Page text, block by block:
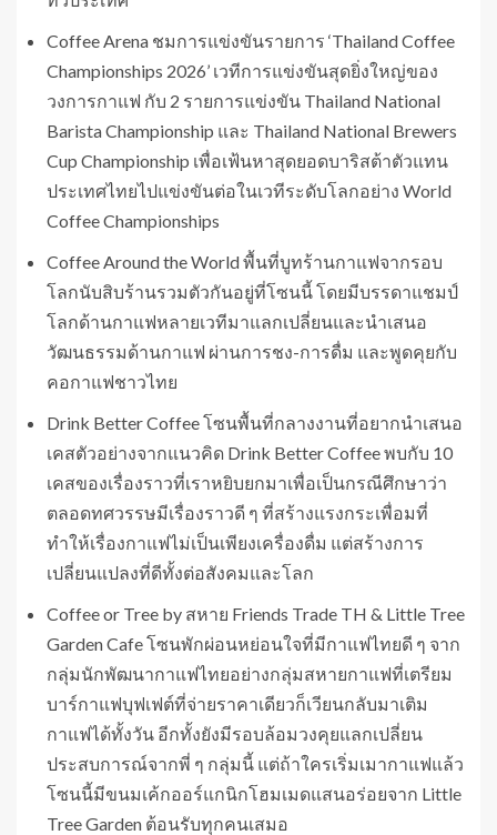
Coffee Arena ชมการแข่งขันรายการ ‘Thailand Coffee
Championships 2026’ เวทีการแข่งขันสุดยิ่งใหญ่ของ
วงการกาแฟ กับ 2 รายการแข่งขัน Thailand National
Barista Championship และ Thailand National Brewers
Cup Championship เพื่อเฟ้นหาสุดยอดบาริสต้าตัวแทน
ประเทศไทยไปแข่งขันต่อในเวทีระดับโลกอย่าง World
Coffee Championships
Coffee Around the World พื้นที่บูทร้านกาแฟจากรอบ
โลกนับสิบร้านรวมตัวกันอยู่ที่โซนนี้ โดยมีบรรดาแชมป์
โลกด้านกาแฟหลายเวทีมาแลกเปลี่ยนและนำเสนอ
วัฒนธรรมด้านกาแฟ ผ่านการชง-การดื่ม และพูดคุยกับ
คอกาแฟชาวไทย
Drink Better Coffee โซนพื้นที่กลางงานที่อยากนำเสนอ
เคสตัวอย่างจากแนวคิด Drink Better Coffee พบกับ 10
เคสของเรื่องราวที่เราหยิบยกมาเพื่อเป็นกรณีศึกษาว่า
ตลอดทศวรรษมีเรื่องราวดี ๆ ที่สร้างแรงกระเพื่อมที่
ทำให้เรื่องกาแฟไม่เป็นเพียงเครื่องดื่ม แต่สร้างการ
เปลี่ยนแปลงที่ดีทั้งต่อสังคมและโลก
Coffee or Tree by สหาย Friends Trade TH & Little Tree
Garden Cafe โซนพักผ่อนหย่อนใจที่มีกาแฟไทยดี ๆ จาก
กลุ่มนักพัฒนากาแฟไทยอย่างกลุ่มสหายกาแฟที่เตรียม
บาร์กาแฟบุฟเฟต์ที่จ่ายราคาเดียวก็เวียนกลับมาเติม
กาแฟได้ทั้งวัน อีกทั้งยังมีรอบล้อมวงคุยแลกเปลี่ยน
ประสบการณ์จากพี่ ๆ กลุ่มนี้ แต่ถ้าใครเริ่มเมากาแฟแล้ว
โซนนี้มีขนมเค้กออร์แกนิกโฮมเมดแสนอร่อยจาก Little
Tree Garden ต้อนรับทุกคนเสมอ